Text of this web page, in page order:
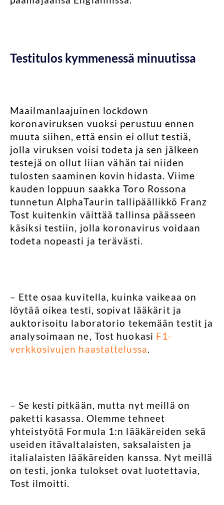
Testitulos kymmenessä minuutissa
Maailmanlaajuinen lockdown
koronaviruksen vuoksi perustuu ennen
muuta siihen, että ensin ei ollut testiä,
jolla viruksen voisi todeta ja sen jälkeen
testejä on ollut liian vähän tai niiden
tulosten saaminen kovin hidasta. Viime
kauden loppuun saakka Toro Rossona
tunnetun AlphaTaurin tallipäällikkö Franz
Tost kuitenkin väittää tallinsa päässeen
käsiksi testiin, jolla koronavirus voidaan
todeta nopeasti ja terävästi.
– Ette osaa kuvitella, kuinka vaikeaa on
löytää oikea testi, sopivat lääkärit ja
auktorisoitu laboratorio tekemään testit ja
analysoimaan ne, Tost huokasi F1-
verkkosivujen haastattelussa.
– Se kesti pitkään, mutta nyt meillä on
paketti kasassa. Olemme tehneet
yhteistyötä Formula 1:n lääkäreiden sekä
useiden itävaltalaisten, saksalaisten ja
italialaisten lääkäreiden kanssa. Nyt meillä
on testi, jonka tulokset ovat luotettavia,
Tost ilmoitti.